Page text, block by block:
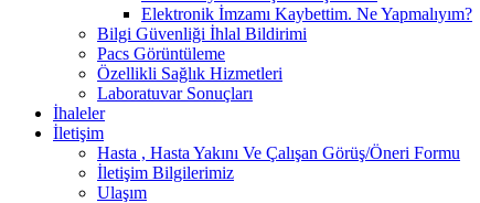
Elektronik İmzamı Kaybettim. Ne Yapmalıyım?
Bilgi Güvenliği İhlal Bildirimi
Pacs Görüntüleme
Özellikli Sağlık Hizmetleri
Laboratuvar Sonuçları
İhaleler
İletişim
Hasta , Hasta Yakını Ve Çalışan Görüş/Öneri Formu
İletişim Bilgilerimiz
Ulaşım